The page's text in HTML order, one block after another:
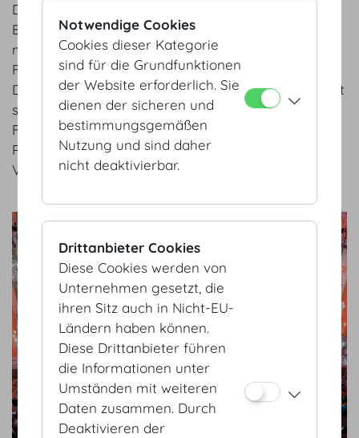
Die durch die Pandemie erzwungenen
Beschränkungen von persönlichen Kontakten
manifestierten klar und deutlich das Bedürfnis nach
Face-to-Face-Kontakten im Eventbereich.
Dass Kund*innen Live-Events herbeisehnen, spiegelt
sich bereits im Buchungskalender 2021 und
Folgejahre wider. Es ist im Herbst – so es die
Pandemie zulässt – mit einer aktiven
Veranstaltungssaison zu rechnen.
show details
Notwendige Cookies
Cookies dieser Kategorie
sind für die Grundfunktionen
der Website erforderlich. Sie
dienen der sicheren und
bestimmungsgemäßen
Nutzung und sind daher
nicht deaktivierbar.
Drittanbieter Cookies
Diese Cookies werden von
Unternehmen gesetzt, die
ihren Sitz auch in Nicht-EU-
Ländern haben können.
Diese Drittanbieter führen
die Informationen unter
Umständen mit weiteren
Daten zusammen. Durch
Deaktivieren der